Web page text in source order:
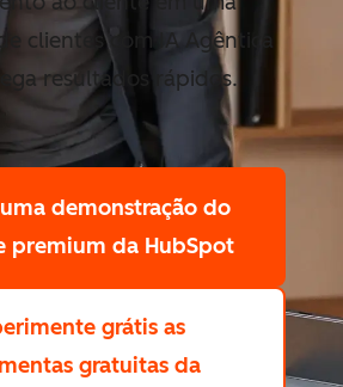
clientes com IA Agêntica
resultados rápidos.
demonstração do
premium da HubSpot
grátis as
gratuitas da